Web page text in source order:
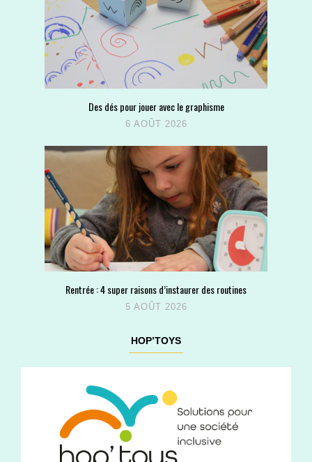
Des dés pour jouer avec le graphisme
6 AOÛT 2026
Rentrée : 4 super raisons d’instaurer des routines
5 AOÛT 2026
HOP’TOYS